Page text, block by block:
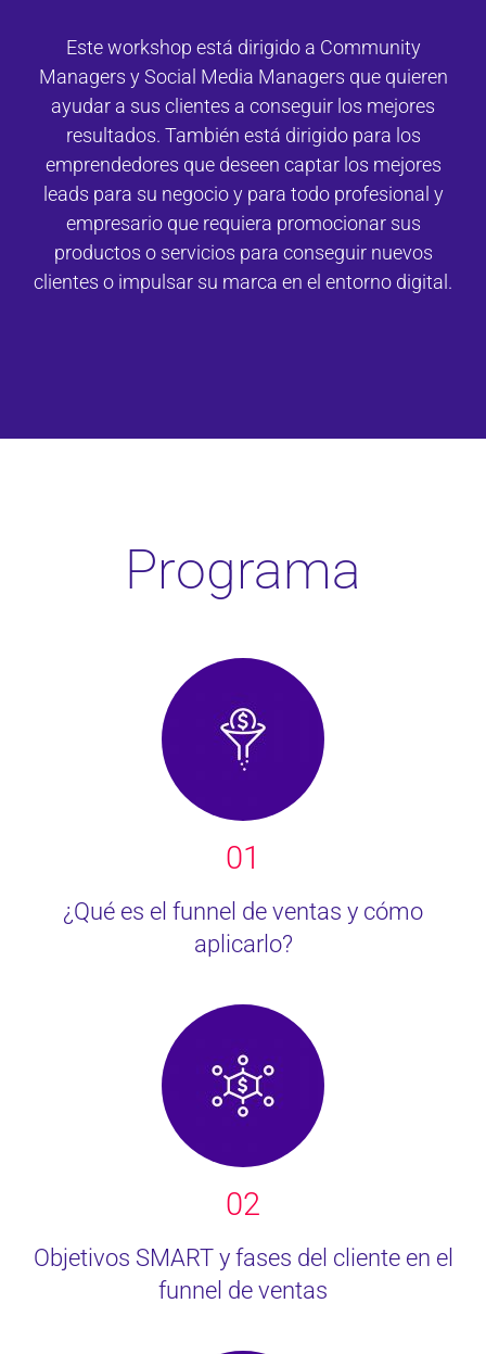
Este workshop está dirigido a Community
Managers y Social Media Managers que quieren
ayudar a sus clientes a conseguir los mejores
resultados. También está dirigido para los
emprendedores que deseen captar los mejores
leads para su negocio y para todo profesional y
empresario que requiera promocionar sus
productos o servicios para conseguir nuevos
clientes o impulsar su marca en el entorno digital.
Programa
01
¿Qué es el funnel de ventas y cómo
aplicarlo?
02
Objetivos SMART y fases del cliente en el
funnel de ventas